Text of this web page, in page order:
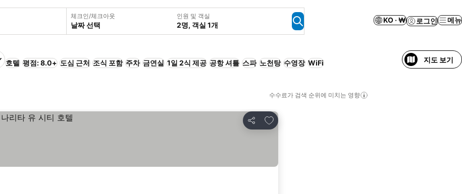
체크인/체크아웃
날짜 선택
인원 및 객실
2명, 객실 1개
KO · ₩ 로그인 메뉴
호텔 평점: 8.0+ 도심 근처 조식 포함 주차 금연실 1일 2식 제공 공항 셔틀 스파 노천탕 수영장 WiFi 지도 보기
수수료가 검색 순위에 미치는 영향
공유
즐겨찾기에 추가